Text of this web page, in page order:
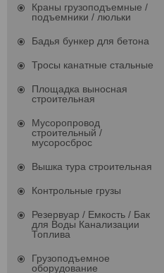
Краны грузоподъемные /
подъемники / люльки
Бадья бункер для бетона
Тросы канатные стальные
Площадка выносная
строительная
Мусоропровод
строительный /
мусоросброс
Вышка тура строительная
Контрольные грузы
Резервуар / Емкость / Бак
для Воды Канализации
Топлива
Грузоподъемное
оборудование